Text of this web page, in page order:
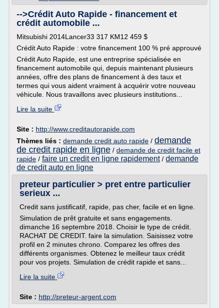
-->Crédit Auto Rapide - financement et
crédit automobile ...
Mitsubishi 2014Lancer33 317 KM12 459 $
Crédit Auto Rapide : votre financement 100 % pré approuvé
Crédit Auto Rapide, est une entreprise spécialisée en
financement automobile qui, depuis maintenant plusieurs
années, offre des plans de financement à des taux et
termes qui vous aident vraiment à acquérir votre nouveau
véhicule. Nous travaillons avec plusieurs institutions...
Lire la suite
Site : http://www.creditautorapide.com
Thèmes liés : demande credit auto rapide / demande
de credit rapide en ligne / demande de credit facile et
rapide / faire un credit en ligne rapidement/ demande
de credit auto en ligne
preteur particulier > pret entre particulier
serieux ...
Credit sans justificatif, rapide, pas cher, facile et en ligne.
Simulation de prêt gratuite et sans engagements.
dimanche 16 septembre 2018. Choisir le type de crédit.
RACHAT DE CREDIT. faire la simulation. Saisissez votre
profil en 2 minutes chrono. Comparez les offres des
différents organismes. Obtenez le meilleur taux crédit
pour vos projets. Simulation de crédit rapide et sans...
Lire la suite
Site : http://preteur-argent.com